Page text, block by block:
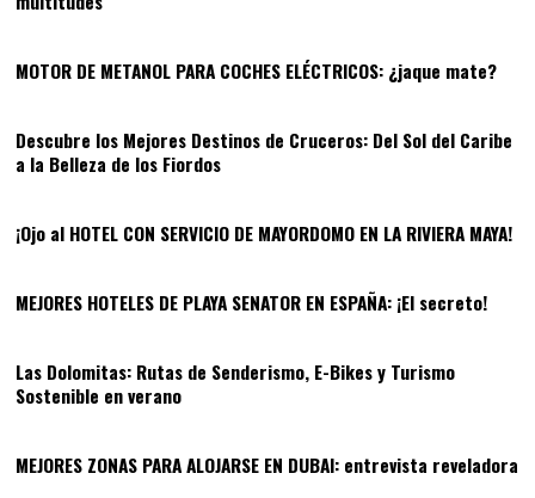
MOTOR DE METANOL PARA COCHES ELÉCTRICOS: ¿jaque mate?
06
Descubre los Mejores Destinos de Cruceros: Del Sol del Caribe
a la Belleza de los Fiordos
¡Ojo al HOTEL CON SERVICIO DE MAYORDOMO EN LA RIVIERA MAYA!
08
MEJORES HOTELES DE PLAYA SENATOR EN ESPAÑA: ¡El secreto!
09
Las Dolomitas: Rutas de Senderismo, E-Bikes y Turismo
Sostenible en verano
MEJORES ZONAS PARA ALOJARSE EN DUBAI: entrevista reveladora
11